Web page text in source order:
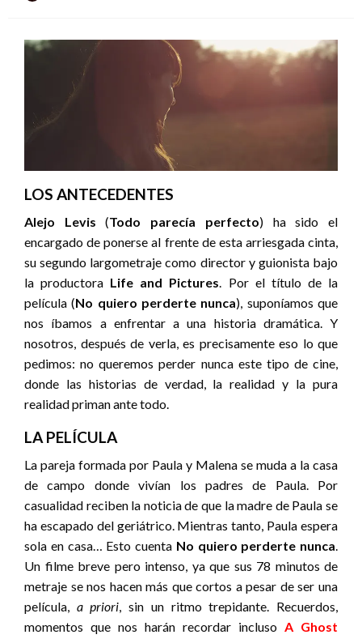
LOS ANTECEDENTES
Alejo Levis(Todo parecía perfecto) ha sido el
encargado de ponerse al frente de esta arriesgada cinta,
su segundo largometraje como director y guionista bajo
la productora Life and Pictures. Por el título de la
película (No quiero perderte nunca), suponíamos que
nos íbamos a enfrentar a una historia dramática. Y
nosotros, después de verla, es precisamente eso lo que
pedimos: no queremos perder nunca este tipo de cine,
donde las historias de verdad, la realidad y la pura
realidad priman ante todo.
LA PELÍCULA
La pareja formada por Paula y Malena se muda a la casa
de campo donde vivían los padres de Paula. Por
casualidad reciben la noticia de que la madre de Paula se
ha escapado del geriátrico. Mientras tanto, Paula espera
sola en casa… Esto cuenta No quiero perderte nunca.
Un filme breve pero intenso, ya que sus 78 minutos de
metraje se nos hacen más que cortos a pesar de ser una
película, a priori, sin un ritmo trepidante. Recuerdos,
momentos que nos harán recordar incluso A Ghost